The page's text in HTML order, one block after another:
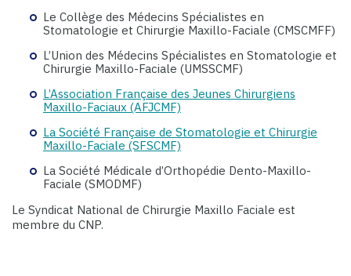
Le Collège des Médecins Spécialistes en
Stomatologie et Chirurgie Maxillo-Faciale (CMSCMFF)
L’Union des Médecins Spécialistes en Stomatologie et
Chirurgie Maxillo-Faciale (UMSSCMF)
L’Association Française des Jeunes Chirurgiens
Maxillo-Faciaux (AFJCMF)
La Société Française de Stomatologie et Chirurgie
Maxillo-Faciale (SFSCMF)
La Société Médicale d’Orthopédie Dento-Maxillo-
Faciale (SMODMF)
Le Syndicat National de Chirurgie Maxillo Faciale est
membre du CNP.